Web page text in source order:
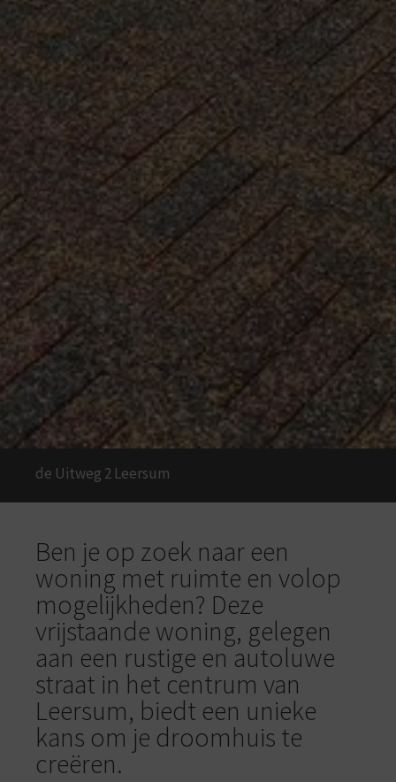
de Uitweg 2 Leersum
Ben je op zoek naar een
woning met ruimte en volop
mogelijkheden? Deze
vrijstaande woning, gelegen
aan een rustige en autoluwe
straat in het centrum van
Leersum, biedt een unieke
kans om je droomhuis te
creëren.